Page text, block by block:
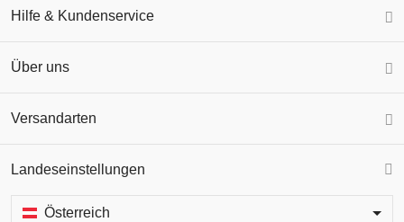
Hilfe & Kundenservice
Über uns
Versandarten
Landeseinstellungen
Österreich